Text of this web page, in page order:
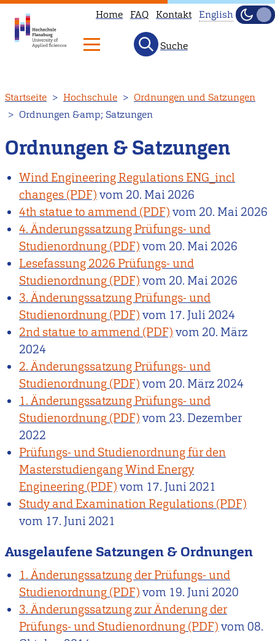
zum
Inhalt
Home FAQ Kontakt
not
English.
Head
to
our
main
instead.
English
Hell
Suche
Startseite Hochschule
Ordnungen und Satzungen
Ordnungen &amp; Satzungen
Ordnungen & Satzungen
Wind Engineering Regulations ENG_incl
changes
vom20. Mai 2026
4th statue to ammend
vom20. Mai 2026
4. Änderungssatzung Prüfungs- und
Studienordnung
vom20. Mai 2026
Lesefassung 2026 Prüfungs- und
Studienordnung
vom20. Mai 2026
3. Änderungssatzung Prüfungs- und
Studienordnung
vom 17. Juli 2024
2nd statue to ammend
vom20. März
2024
2. Änderungssatzung Prüfungs- und
Studienordnung
vom20. März 2024
1. Änderungssatzung Prüfungs- und
Studienordnung
vom23. Dezember
2022
Prüfungs- und Studienordnung für den
Masterstudiengang Wind Energy
Engineering
vom 17. Juni 2021
Study and Examination Regulations
vom 17. Juni 2021
Ausgelaufene Satzungen & Ordnungen
1. Änderungssatzung der Prüfungs- und
Studienordnung
vom 19. Juni 2020
3. Änderungssatzung zur Änderung der
Prüfungs- und Studienordnung
vom08.